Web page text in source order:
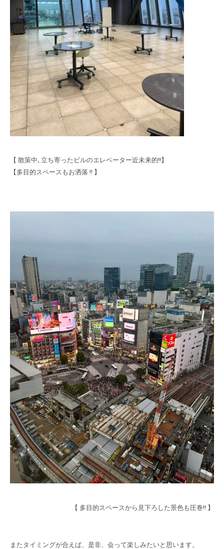
【 散策中､立ち寄ったビルのエレベーター近未来的!!】
【多目的スペースもお洒落 !! 】
【 多目的スペースから見下ろした景色も圧巻!! 】
またタイミングが合えば、是非、会って楽しみたいと思います。